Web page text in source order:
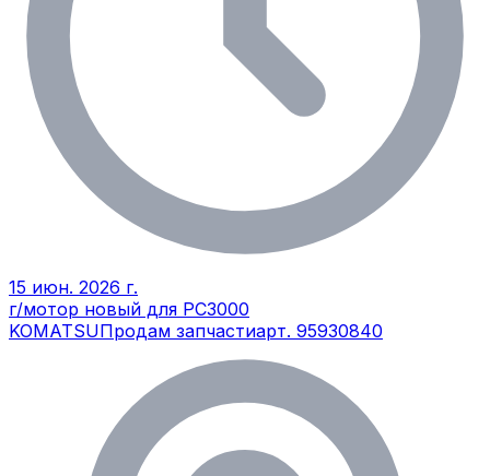
15 июн. 2026 г.
г/мотор новый для РС3000
KOMATSUПродам запчастиарт. 95930840